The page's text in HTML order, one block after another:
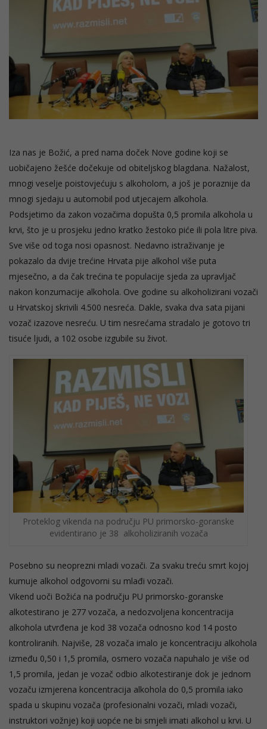
Iza nas je Božić, a pred nama doček Nove godine koji se
uobičajeno žešće dočekuje od obiteljskog blagdana. Nažalost,
mnogi veselje poistovjećuju s alkoholom, a još je poraznije da
mnogi sjedaju u automobil pod utjecajem alkohola.
Podsjetimo da zakon vozačima dopušta 0,5 promila alkohola u
krvi, što je u prosjeku jedno kratko žestoko piće ili pola litre piva.
Sve više od toga nosi opasnost. Nedavno istraživanje je
pokazalo da dvije trećine Hrvata pije alkohol više puta
mjesečno, a da čak trećina te populacije sjeda za upravljač
nakon konzumacije alkohola. Ove godine su alkoholizirani vozači
u Hrvatskoj skrivili 4.500 nesreća. Dakle, svaka dva sata pijani
vozač izazove nesreću. U tim nesrećama stradalo je gotovo tri
tisuće ljudi, a 102 osobe izgubile su život.
Proteklog vikenda na području PU primorsko-goranske
evidentirano je 38 alkoholiziranih vozača
Posebno su neoprezni mladi vozači. Za svaku treću smrt kojoj
kumuje alkohol odgovorni su mlađi vozači.
Vikend uoči Božića na području PU primorsko-goranske
alkotestirano je 277 vozača, a nedozvoljena koncentracija
alkohola utvrđena je kod 38 vozača odnosno kod 14 posto
kontroliranih. Najviše, 28 vozača imalo je koncentraciju alkohola
između 0,50 i 1,5 promila, osmero vozača napuhalo je više od
1,5 promila, jedan je vozač odbio alkotestiranje dok je jednom
vozaču izmjerena koncentracija alkohola do 0,5 promila iako
spada u skupinu vozača (profesionalni vozači, mladi vozači,
instruktori vožnje) koji uopće ne bi smjeli imati alkohol u krvi. U